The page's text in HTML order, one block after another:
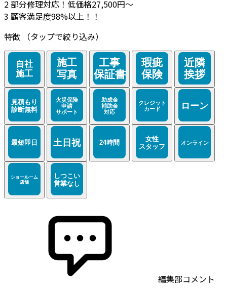
2部分修理対応！低価格27,500円～
3 顧客満足度98%以上！！
特徴
（タップで絞り込み）
編集部コメント